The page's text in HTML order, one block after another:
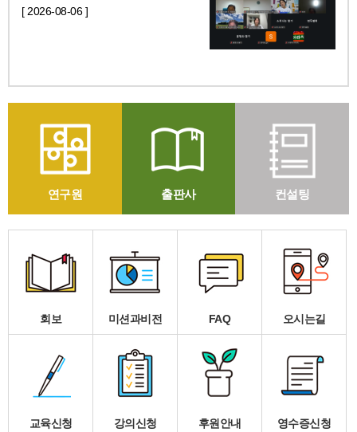
[ 2026-08-06 ]
연구원 출판사 컨설팅
회보 미션과비전 FAQ 오시는길
교육신청 강의신청 후원안내 영수증신청